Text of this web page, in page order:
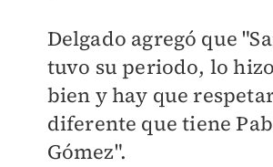
Delgado agregó que
tuvo su periodo, lo
bien y hay que
diferente que tiene
Gómez".